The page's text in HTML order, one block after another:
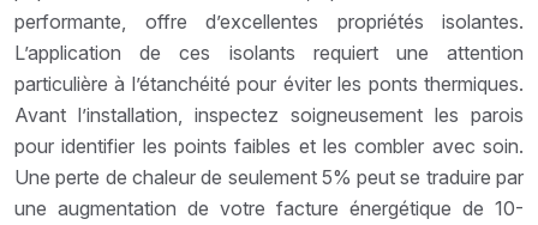
performante, offre d’excellentes propriétés isolantes.
L’application de ces isolants requiert une attention
particulière à l’étanchéité pour éviter les ponts thermiques.
Avant l’installation, inspectez soigneusement les parois
pour identifier les points faibles et les combler avec soin.
Une perte de chaleur de seulement 5% peut se traduire par
une augmentation de votre facture énergétique de 10-